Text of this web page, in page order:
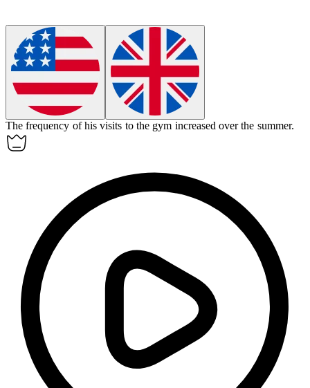
Thefrequency of his visits to the gym increased over the summer.